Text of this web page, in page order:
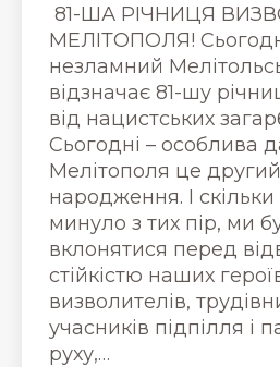
81-ША РІЧНИЦЯ
МЕЛІТОПОЛЯ!
незламний
відзначає 81-шу
від нацистських
Сьогодні – особлива
Мелітополя це
народження. І скільки
минуло з тих пір, ми
вклонятися перед
стійкістю наших
визволителів,
учасників підпілля і
руху,…